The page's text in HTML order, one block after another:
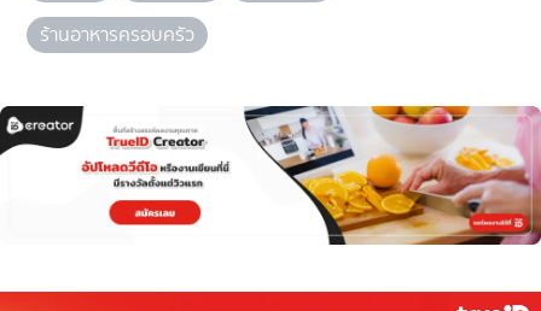
ร้านอาหารครอบครัว